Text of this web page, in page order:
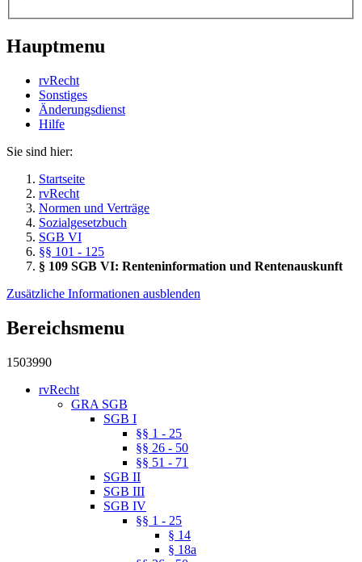
Hauptmenu
rvRecht
Sonstiges
Änderungsdienst
Hil­fe
Sie sind hier:
Startseite
rvRecht
Normen und Verträge
Sozialgesetzbuch
SGB VI
§§ 101 - 125
§ 109 SGB VI: Renteninformation und Rentenauskunft
Zusätzliche Informationen ausblenden
Bereichsmenu
1503990
rvRecht
GRA SGB
SGB I
§§ 1 - 25
§§ 26 - 50
§§ 51 - 71
SGB II
SGB III
SGB IV
§§ 1 - 25
§ 14
§ 18a